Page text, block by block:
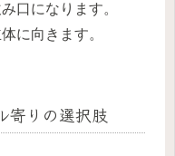
口になります。
に向きます。
寄りの選択肢